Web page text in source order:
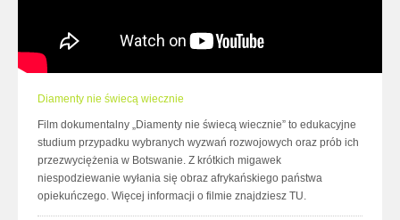
Diamenty nie świecą wiecznie
Film dokumentalny „Diamenty nie świecą wiecznie” to edukacyjne
studium przypadku wybranych wyzwań rozwojowych oraz prób ich
przezwyciężenia w Botswanie. Z krótkich migawek
niespodziewanie wyłania się obraz afrykańskiego państwa
opiekuńczego. Więcej informacji o filmie znajdziesz TU.